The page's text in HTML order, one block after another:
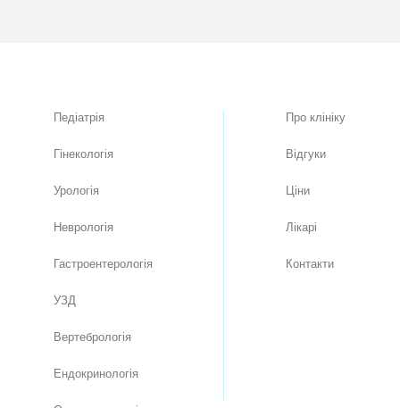
Педіатрія
Гінекологія
Урологія
Неврологія
Гастроентерологія
УЗД
Вертебрологія
Ендокринологія
Про клiнiку
Вiдгуки
Цiни
Лікарі
Контакти